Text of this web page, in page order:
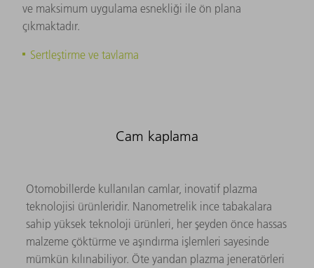
ve maksimum uygulama esnekliği ile ön plana
çıkmaktadır.
Sertleştirme ve tavlama
Cam kaplama
Otomobillerde kullanılan camlar, inovatif plazma
teknolojisi ürünleridir. Nanometrelik ince tabakalara
sahip yüksek teknoloji ürünleri, her şeyden önce hassas
malzeme çöktürme ve aşındırma işlemleri sayesinde
mümkün kılınabiliyor. Öte yandan plazma jeneratörleri